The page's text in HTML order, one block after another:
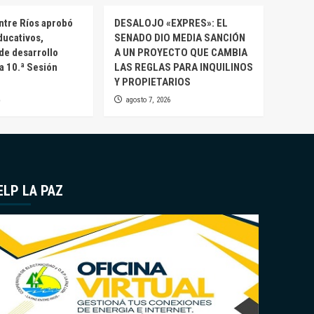
Ríos aprobó
desarrollo
10.ª Sesión
DESALOJO «EXPRES»: EL
SENADO DIO MEDIA SANCIÓN
A UN PROYECTO QUE CAMBIA
LAS REGLAS PARA INQUILINOS
Y PROPIETARIOS
agosto 7, 2026
LA PAZ